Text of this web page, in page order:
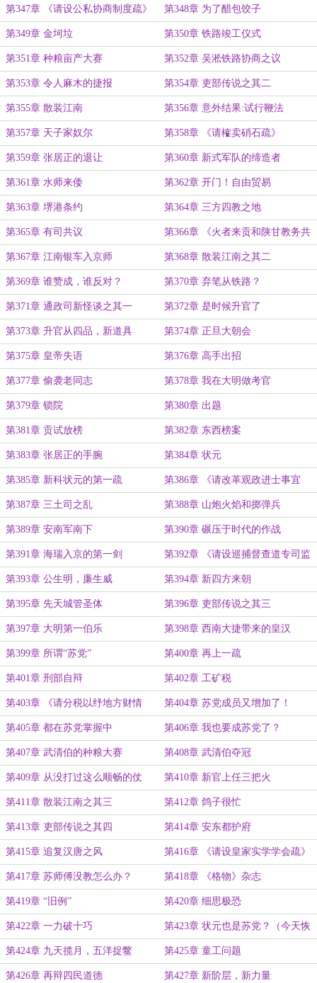
第347章 《请设公私协商制度疏》 第348章 为了醋包饺子
第349章 金坷垃 第350章 铁路竣工仪式
第351章 种粮亩产大赛 第352章 吴淞铁路协商之议
第353章 令人麻木的捷报 第354章 吏部传说之其二
第355章 散装江南 第356章 意外结果:试行鞭法
第357章 天子家奴尔 第358章 《请榷卖硝石疏》
第359章 张居正的退让 第360章 新式军队的缔造者
第361章 水师来倭 第362章 开门！自由贸易
第363章 堺港条约 第364章 三方四教之地
第365章 有司共议 第366章 《火者来贡和陕甘教务共
议》
第367章 江南银车入京师 第368章 散装江南之其二
第369章 谁赞成，谁反对？ 第370章 弃笔从铁路？
第371章 通政司新怪谈之其一 第372章 是时候升官了
第373章 升官从四品，新道具 第374章 正旦大朝会
第375章 皇帝失语 第376章 高手出招
第377章 偷袭老同志 第378章 我在大明做考官
第379章 锁院 第380章 出题
第381章 贡试放榜 第382章 东西榜案
第383章 张居正的手腕 第384章 状元
第385章 新科状元的第一疏 第386章 《请改革观政进士事宜
疏》
第387章 三土司之乱 第388章 山炮火焰和掷弹兵
第389章 安南军南下 第390章 碾压于时代的作战
第391章 海瑞入京的第一剑 第392章 《请设巡捕督查道专司监
察疏》
第393章 公生明，廉生威 第394章 新四方来朝
第395章 先天城管圣体 第396章 吏部传说之其三
第397章 大明第一伯乐 第398章 西南大捷带来的皇汉
第399章 所谓“苏党” 第400章 再上一疏
第401章 刑部自辩 第402章 工矿税
第403章 《请分税以纾地方财情
疏》
第404章 苏党成员又增加了！
第405章 都在苏党掌握中 第406章 我也要成苏党了？
第407章 武清伯的种粮大赛 第408章 武清伯夺冠
第409章 从没打过这么顺畅的仗 第410章 新官上任三把火
第411章 散装江南之其三 第412章 鸽子很忙
第413章 吏部传说之其四 第414章 安东都护府
第415章 追复汉唐之风 第416章 《请设皇家实学学会疏》
第417章 苏师傅没教怎么办？ 第418章 《格物》杂志
第419章 “旧例” 第420章 细思极恐
第422章 一力破十巧 第423章 状元也是苏党？（今天恢
复两更）
第424章 九天揽月，五洋捉鳖 第425章 童工问题
第426章 再辩四民道德 第427章 新阶层，新力量